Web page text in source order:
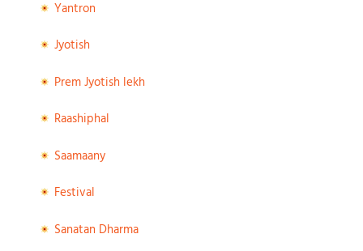
Yantron
Jyotish
Prem Jyotish lekh
Raashiphal
Saamaany
Festival
Sanatan Dharma